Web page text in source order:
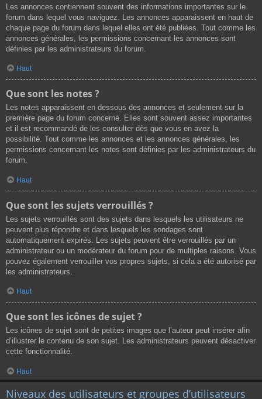
Les annonces contiennent souvent des informations importantes sur le
forum dans lequel vous naviguez. Les annonces apparaissent en haut de
chaque page du forum dans lequel elles ont été publiées. Tout comme les
annonces générales, les permissions concernant les annonces sont
définies par les administrateurs du forum.
Haut
Que sont les notes ?
Les notes apparaissent en dessous des annonces et seulement sur la
première page du forum concerné. Elles sont souvent assez importantes
et il est recommandé de les consulter dès que vous en avez la
possibilité. Tout comme les annonces et les annonces générales, les
permissions concernant les notes sont définies par les administrateurs du
forum.
Haut
Que sont les sujets verrouillés ?
Les sujets verrouillés sont des sujets dans lesquels les utilisateurs ne
peuvent plus répondre et dans lesquels les sondages sont
automatiquement expirés. Les sujets peuvent être verrouillés par un
administrateur ou un modérateur du forum pour de multiples raisons. Vous
pouvez également verrouiller vos propres sujets, si cela a été autorisé par
les administrateurs.
Haut
Que sont les icônes de sujet ?
Les icônes de sujet sont de petites images que l’auteur peut insérer afin
d’illustrer le contenu de son sujet. Les administrateurs peuvent désactiver
cette fonctionnalité.
Haut
Niveaux des utilisateurs et groupes d’utilisateurs